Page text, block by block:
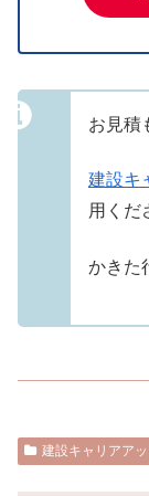
お見積
建設キ
用くだ
かきた
建設キャリアア